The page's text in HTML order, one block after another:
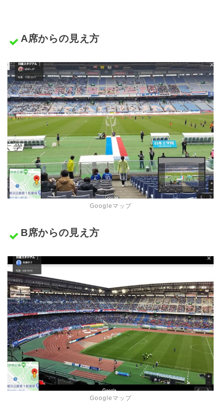
A席からの見え方
Googleマップ
B席からの見え方
Googleマップ